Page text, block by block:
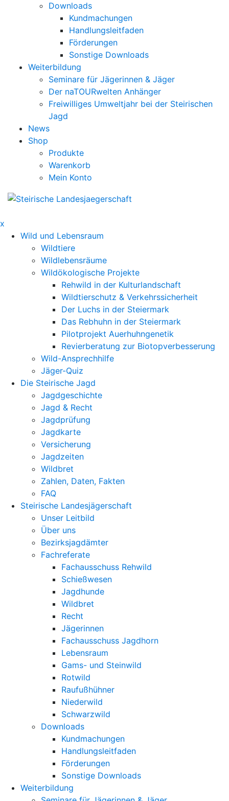
Downloads
Kundmachungen
Handlungsleitfaden
Förderungen
Sonstige Downloads
Weiterbildung
Seminare für Jägerinnen & Jäger
Der naTOURwelten Anhänger
Freiwilliges Umweltjahr bei der Steirischen
Jagd
News
Shop
Produkte
Warenkorb
Mein Konto
x
Wild und Lebensraum
Wildtiere
Wildlebensräume
Wildökologische Projekte
Rehwild in der Kulturlandschaft
Wildtierschutz & Verkehrssicherheit
Der Luchs in der Steiermark
Das Rebhuhn in der Steiermark
Pilotprojekt Auerhuhngenetik
Revierberatung zur Biotopverbesserung
Wild-Ansprechhilfe
Jäger-Quiz
Die Steirische Jagd
Jagdgeschichte
Jagd & Recht
Jagdprüfung
Jagdkarte
Versicherung
Jagdzeiten
Wildbret
Zahlen, Daten, Fakten
FAQ
Steirische Landesjägerschaft
Unser Leitbild
Über uns
Bezirksjagdämter
Fachreferate
Fachausschuss Rehwild
Schießwesen
Jagdhunde
Wildbret
Recht
Jägerinnen
Fachausschuss Jagdhorn
Lebensraum
Gams- und Steinwild
Rotwild
Raufußhühner
Niederwild
Schwarzwild
Downloads
Kundmachungen
Handlungsleitfaden
Förderungen
Sonstige Downloads
Weiterbildung